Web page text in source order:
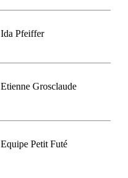
Ida Pfeiffer
Etienne Grosclaude
Equipe Petit Futé